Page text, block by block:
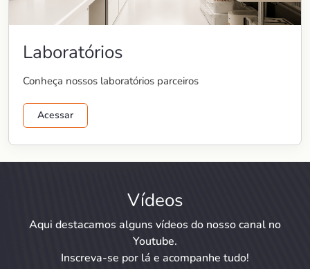
Laboratórios
Conheça nossos laboratórios parceiros
Acessar
Vídeos
Aqui destacamos alguns vídeos do nosso canal no
Youtube.
Inscreva-se por lá e acompanhe tudo!